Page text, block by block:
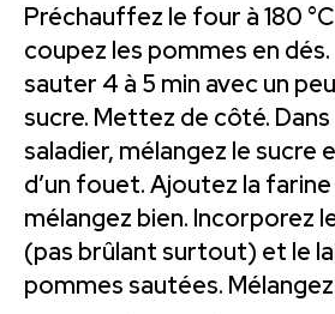
Préchauffez le four à 180
coupez les pommes en
sauter 4 à 5 min avec un
sucre. Mettez de côté.
saladier, mélangez le sucre
d’un fouet. Ajoutez la
mélangez bien. Incorporez
(pas brûlant surtout) et le
pommes sautées.